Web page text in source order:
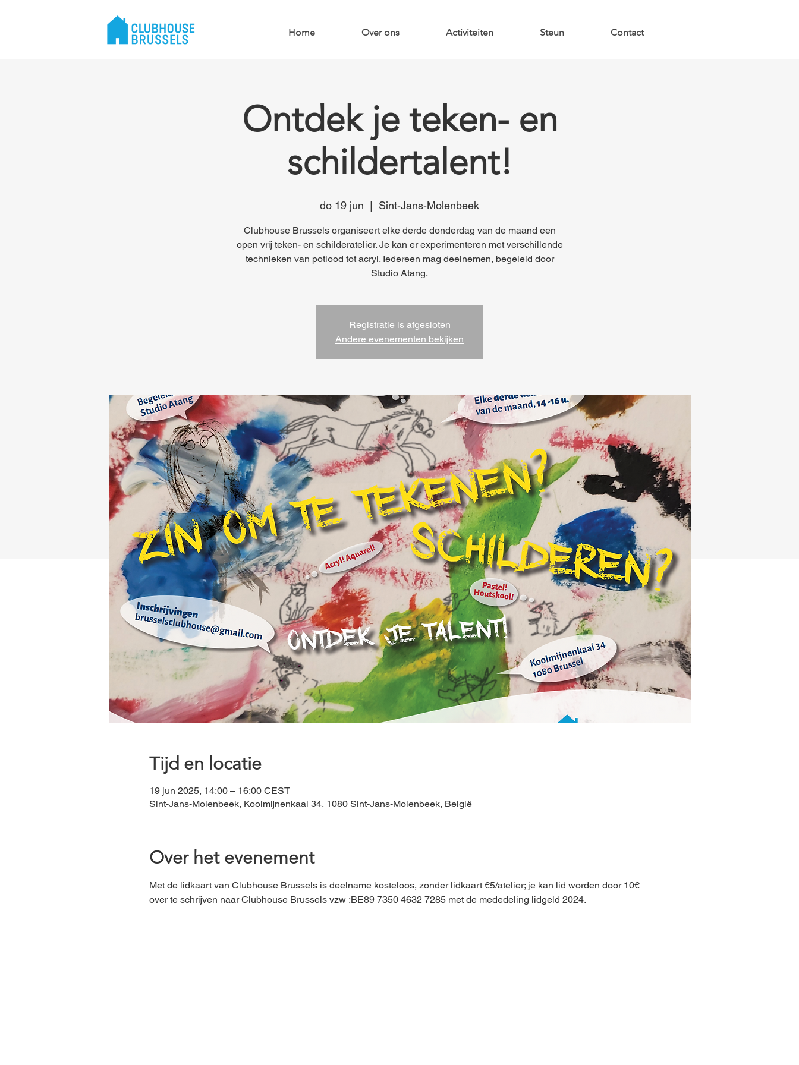
Home Over ons Activiteiten Steun Contact
Ontdek je teken- en
schildertalent!
do 19 jun Sint-Jans-Molenbeek
Clubhouse Brussels organiseert elke derde donderdag van de maand een
open vrij teken- en schilderatelier. Je kan er experimenteren met verschillende
technieken van potlood tot acryl. Iedereen mag deelnemen, begeleid door
Studio Atang.
Registratie is afgesloten
Andere evenementen bekijken
Tijd en locatie
19 jun 2025, 14:00 – 16:00 CEST
Sint-Jans-Molenbeek, Koolmijnenkaai 34, 1080 Sint-Jans-Molenbeek, België
Over het evenement
Met de lidkaart van Clubhouse Brussels is deelname kosteloos, zonder lidkaart €5/atelier; je kan lid worden door 10€
over te schrijven naar Clubhouse Brussels vzw :BE89 7350 4632 7285 met de mededeling lidgeld 2024.